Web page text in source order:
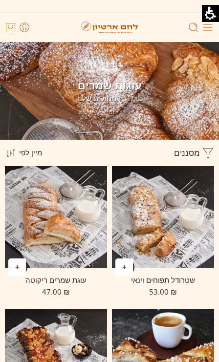
עוגות שמרים
בית המתוקים שלנו
מסננים מיין לפי
שטרודל תפוחים וינאי
₪
עוגת שמרים ריקוטה
₪